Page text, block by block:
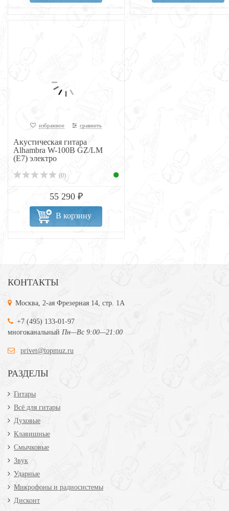
избранное сравнить
Акустическая гитара
Alhambra W-100B GZ/LM
(E7) электро
(0)
55 290 ₽
В корзину
КОНТАКТЫ
Москва, 2-ая Фрезерная 14, стр. 1А
+7 (495) 133-01-97
многоканальный Пн—Вс 9:00—21:00
privet@topmuz.ru
РАЗДЕЛЫ
Гитары
Всё для гитары
Духовые
Клавишные
Смычковые
Звук
Ударные
Микрофоны и радиосистемы
Дисконт